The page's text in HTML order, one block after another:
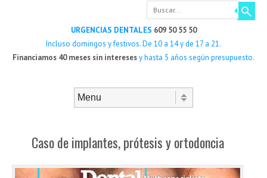
Buscar
URGENCIAS DENTALES 609 50 55 50
Incluso domingos y festivos. De 10 a 14 y de 17 a 21.
Financiamos 40 meses sin interesesy hasta 5 años según presupuesto.
Caso de implantes, prótesis y ortodoncia